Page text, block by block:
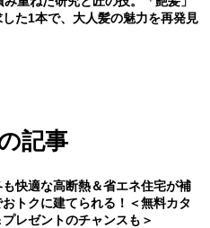
した1本で、大人髪の魅力を再発見
記事
快適な高断熱＆省エネ住宅が補
トクに建てられる！＜無料カタ
プレゼントのチャンスも＞